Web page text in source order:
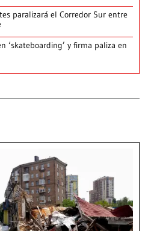
paralizará el Corredor Sur entre
‘skateboarding’ y firma paliza en